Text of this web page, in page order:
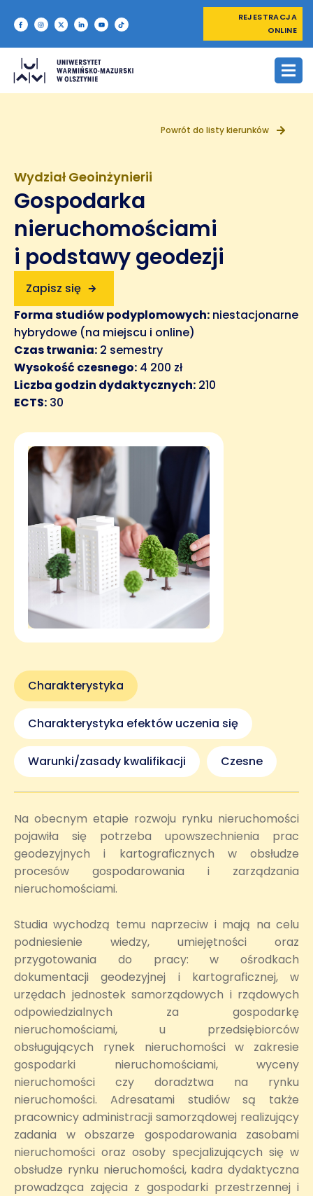
REJESTRACJA
ONLINE
Powrót do listy kierunków
Wydział Geoinżynierii
Gospodarka
nieruchomościami
i podstawy geodezji
Zapisz się
Forma studiów podyplomowych: niestacjonarne
hybrydowe (na miejscu i online)
Czas trwania: 2 semestry
Wysokość czesnego: 4 200 zł
Liczba godzin dydaktycznych: 210
ECTS: 30
Charakterystyka
Charakterystyka efektów uczenia się
Warunki/zasady kwalifikacji Czesne
Na obecnym etapie rozwoju rynku nieruchomości
pojawiła się potrzeba upowszechnienia prac
geodezyjnych i kartograficznych w obsłudze
procesów gospodarowania i zarządzania
nieruchomościami.
Studia wychodzą temu naprzeciw i mają na celu
podniesienie wiedzy, umiejętności oraz
przygotowania do pracy: w ośrodkach
dokumentacji geodezyjnej i kartograficznej, w
urzędach jednostek samorządowych i rządowych
odpowiedzialnych za gospodarkę
nieruchomościami, u przedsiębiorców
obsługujących rynek nieruchomości w zakresie
gospodarki nieruchomościami, wyceny
nieruchomości czy doradztwa na rynku
nieruchomości. Adresatami studiów są także
pracownicy administracji samorządowej realizujący
zadania w obszarze gospodarowania zasobami
nieruchomości oraz osoby specjalizujących się w
obsłudze rynku nieruchomości, kadra dydaktyczna
prowadząca zajęcia z gospodarki przestrzennej i